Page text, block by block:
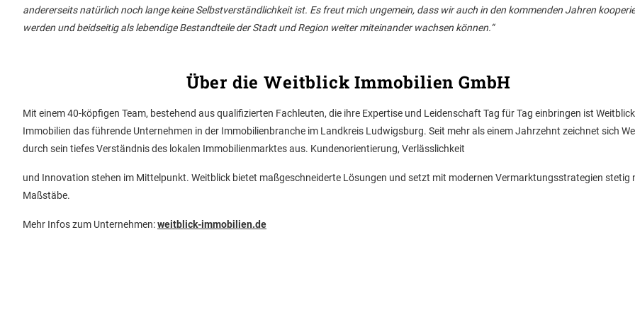
andererseits natürlich noch lange keine Selbstverständlichkeit ist. Es freut mich ungemein, dass wir auch in den kommenden Jahren
werden und beidseitig als lebendige Bestandteile der Stadt und Region weiter miteinander wachsen können.“
Über die Weitblick Immobilien GmbH
Mit einem 40-köpfigen Team, bestehend aus qualifizierten Fachleuten, die ihre Expertise und Leidenschaft Tag für Tag einbringen ist Weitblick
Immobilien das führende Unternehmen in der Immobilienbranche im Landkreis Ludwigsburg. Seit mehr als einem Jahrzehnt zeichnet sich
durch sein tiefes Verständnis des lokalen Immobilienmarktes aus. Kundenorientierung, Verlässlichkeit
und Innovation stehen im Mittelpunkt. Weitblick bietet maßgeschneiderte Lösungen und setzt mit modernen Vermarktungsstrategien stetig
Maßstäbe.
Mehr Infos zum Unternehmen:weitblick-immobilien.de